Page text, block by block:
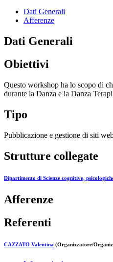
Dati Generali
Afferenze
Dati Generali
Obiettivi
Questo workshop ha lo scopo di
durante la Danza e la Danza
Tipo
Pubblicazione e gestione di siti
Strutture collegate
Dipartimento di Scienze cognitive,
Afferenze
Referenti
CAZZATO Valentina (Organizzatore/